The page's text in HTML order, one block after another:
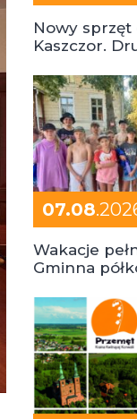
Nowy sprzęt
Kaszczor.
07.08
Wakacje
Gminna